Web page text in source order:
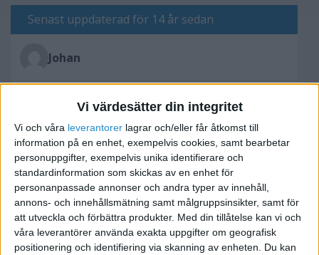
Vi värdesätter din integritet
Vi och våra leverantorer lagrar och/eller får åtkomst till
information på en enhet, exempelvis cookies, samt bearbetar
personuppgifter, exempelvis unika identifierare och
standardinformation som skickas av en enhet för
personanpassade annonser och andra typer av innehåll,
annons- och innehållsmätning samt målgruppsinsikter, samt för
att utveckla och förbättra produkter. Med din tillåtelse kan vi och
våra leverantörer använda exakta uppgifter om geografisk
positionering och identifiering via skanning av enheten. Du kan
Senast uppdaterad för 14 år sedan
Johan
Skriv svar
Välja index
2011-12-02 21:43
Hej!